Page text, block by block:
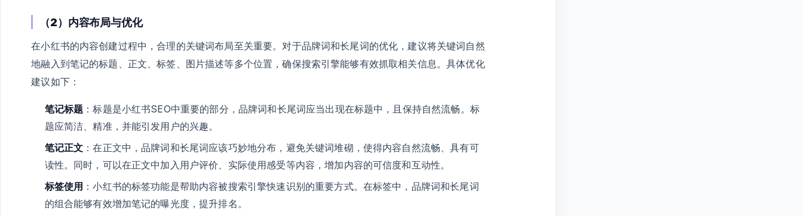
（2）内容布局与优化
在小红书的内容创建过程中，合理的关键词布局至关重要。对于品牌词和长尾词的优化，建议将关键词自然
地融入到笔记的标题、正文、标签、图片描述等多个位置，确保搜索引擎能够有效抓取相关信息。具体优化
建议如下：
笔记标题 ：标题是小红书SEO中重要的部分，品牌词和长尾词应当出现在标题中，且保持自然流畅。标
题应简洁、精准，并能引发用户的兴趣。
笔记正文 ：在正文中，品牌词和长尾词应该巧妙地分布，避免关键词堆砌，使得内容自然流畅、具有可
读性。同时，可以在正文中加入用户评价、实际使用感受等内容，增加内容的可信度和互动性。
标签使用 ：小红书的标签功能是帮助内容被搜索引擎快速识别的重要方式。在标签中，品牌词和长尾词
的组合能够有效增加笔记的曝光度，提升排名。